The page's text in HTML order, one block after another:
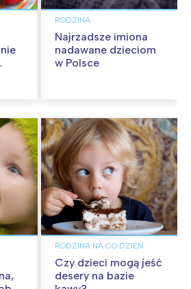
RODZINA
Najrzadsze imiona
nadawane dzieciom
w Polsce
RODZINA NA CO DZIEŃ
Czy dzieci mogą jeść
desery na bazie